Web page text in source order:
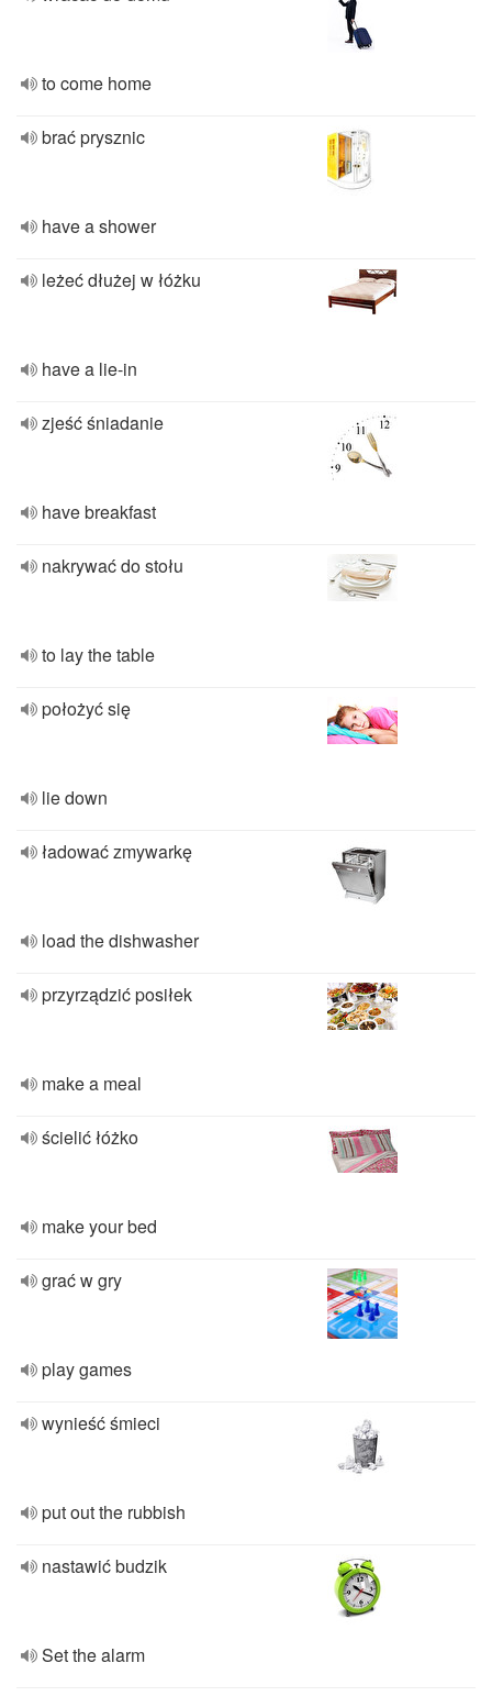
to come home
brać prysznic
have a shower
leżeć dłużej w łóżku
have a lie-in
zjeść śniadanie
have breakfast
nakrywać do stołu
to lay the table
położyć się
lie down
ładować zmywarkę
load the dishwasher
przyrządzić posiłek
make a meal
ścielić łóżko
make your bed
grać w gry
play games
wynieść śmieci
put out the rubbish
nastawić budzik
Set the alarm